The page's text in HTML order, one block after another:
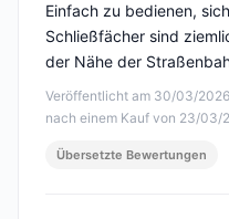
Veröffentlicht am 30/03/
nach einem Kauf von 23/03/
Einfach zu bedienen,
Schließfächer sind
der Nähe der
Übersetzte Bewertungen